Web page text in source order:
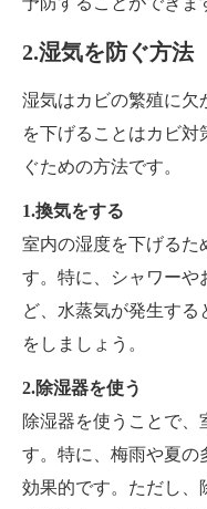
2.湿気を防ぐ方法
湿気はカビの繁殖に欠
を下げることはカビ
ぐための方法です。
1.換気をする
室内の湿度を下げるた
す。特に、シャワーや
ど、水蒸気が発生す
をしましょう。
2.除湿器を使う
除湿器を使うことで、
す。特に、梅雨や夏の
効果的です。ただし、